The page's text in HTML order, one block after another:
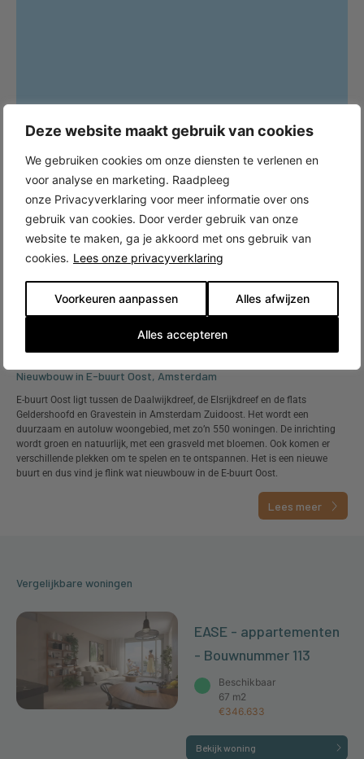
Deze website maakt gebruik van cookies
We gebruiken cookies om onze diensten te verlenen en
voor analyse en marketing. Raadpleeg
onze Privacyverklaring voor meer informatie over ons
gebruik van cookies. Door verder gebruik van onze
website te maken, ga je akkoord met ons gebruik van
cookies. Lees onze privacyverklaring
Voorkeuren aanpassen Alles afwijzen
Alles accepteren
Nieuwbouw in E-buurt Oost, Amsterdam
E-buurt Oost ligt tussen de Daalwijkdreef, de Elsrijkdreef en de flats
Geldershoofd en Gravestein in Amsterdam Zuidoost. Het wordt een
duurzaam en autoluw woongebied, met zo’n 550 woningen. De inrichting
wordt groen en natuurlijk, met een grasveld met bloemen. Ook komen er
verschillende plekken om te spelen en te ontspannen. Het is een nieuwe
buurt en dus vind je flink wat nieuwbouw in de E-buurt Oost.
Lees meer
Vergelijkbare woningen
EASE - appartementen
- Bouwnummer 113
Beschikbaar
67 m2
€346.633
Bekijk woning